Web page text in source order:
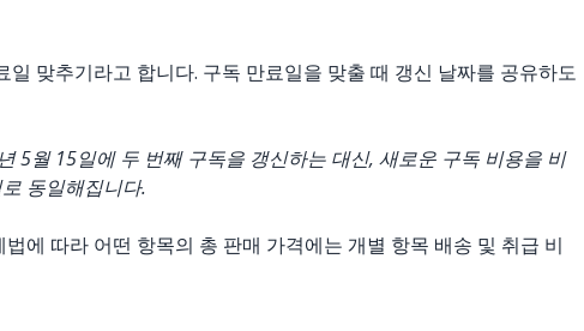
맞추기라고 합니다. 구독 만료일을 맞출 때 갱신 날짜를 공유하도
5월 15일에 두 번째 구독을 갱신하는 대신, 새로운 구독 비용을 비
동일해집니다.
에 따라 어떤 항목의 총 판매 가격에는 개별 항목 배송 및 취급 비